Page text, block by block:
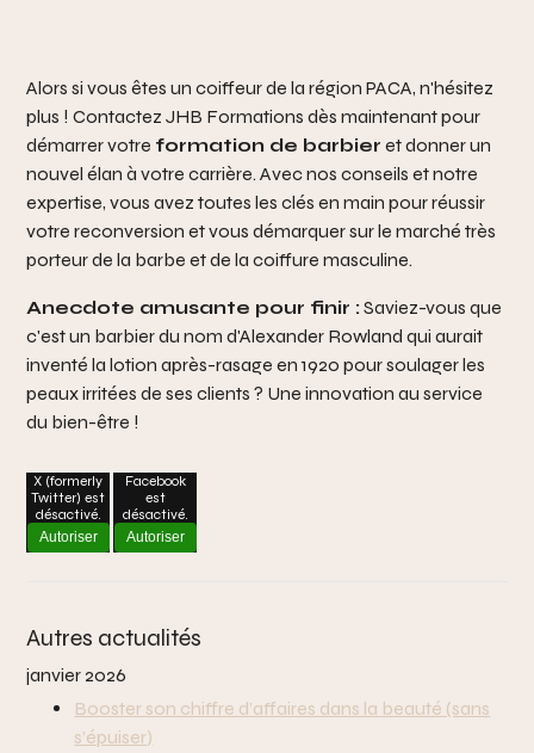
Alors si vous êtes un coiffeur de la région PACA, n'hésitez
plus ! Contactez JHB Formations dès maintenant pour
démarrer votre formation de barbier et donner un
nouvel élan à votre carrière. Avec nos conseils et notre
expertise, vous avez toutes les clés en main pour réussir
votre reconversion et vous démarquer sur le marché très
porteur de la barbe et de la coiffure masculine.
Anecdote amusante pour finir :Saviez-vous que
c'est un barbier du nom d'Alexander Rowland qui aurait
inventé la lotion après-rasage en 1920 pour soulager les
peaux irritées de ses clients ? Une innovation au service
du bien-être !
X (formerly
Twitter) est
désactivé.
Autoriser
Facebook
est
désactivé.
Autoriser
Autres actualités
janvier 2026
Booster son chiffre d’affaires dans la beauté (sans
s’épuiser)